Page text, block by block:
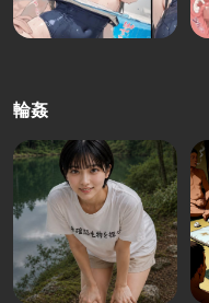
輪姦